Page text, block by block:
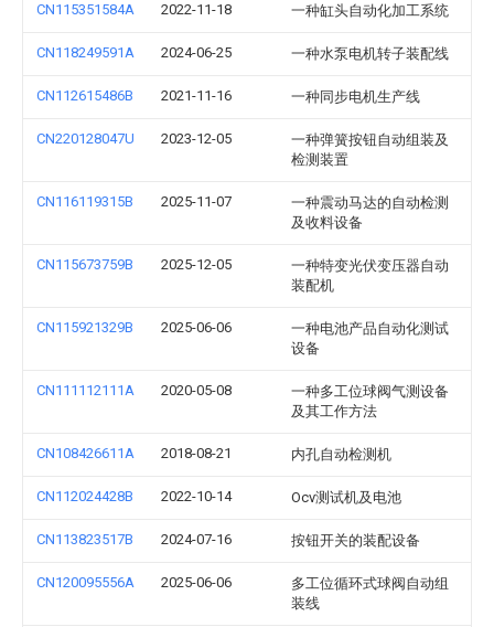
CN115351584A 2022-11-18 一种缸头自动化加工系统
CN118249591A 2024-06-25 一种水泵电机转子装配线
CN112615486B 2021-11-16 一种同步电机生产线
CN220128047U 2023-12-05
一种弹簧按钮自动组装及
检测装置
CN116119315B 2025-11-07
一种震动马达的自动检测
及收料设备
CN115673759B 2025-12-05
一种特变光伏变压器自动
装配机
CN115921329B 2025-06-06
一种电池产品自动化测试
设备
CN111112111A 2020-05-08
一种多工位球阀气测设备
及其工作方法
CN108426611A 2018-08-21 内孔自动检测机
CN112024428B 2022-10-14 Ocv测试机及电池
CN113823517B 2024-07-16 按钮开关的装配设备
CN120095556A 2025-06-06
多工位循环式球阀自动组
装线